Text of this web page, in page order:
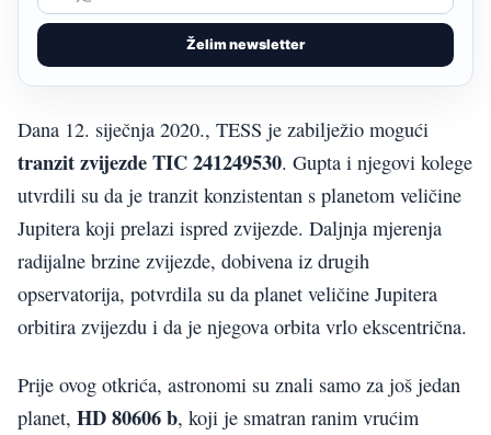
Želim newsletter
Dana 12. siječnja 2020., TESS je zabilježio mogući
tranzit zvijezde TIC 241249530. Gupta i njegovi kolege
utvrdili su da je tranzit konzistentan s planetom veličine
Jupitera koji prelazi ispred zvijezde. Daljnja mjerenja
radijalne brzine zvijezde, dobivena iz drugih
opservatorija, potvrdila su da planet veličine Jupitera
orbitira zvijezdu i da je njegova orbita vrlo ekscentrična.
Prije ovog otkrića, astronomi su znali samo za još jedan
planet, HD 80606 b, koji je smatran ranim vrućim